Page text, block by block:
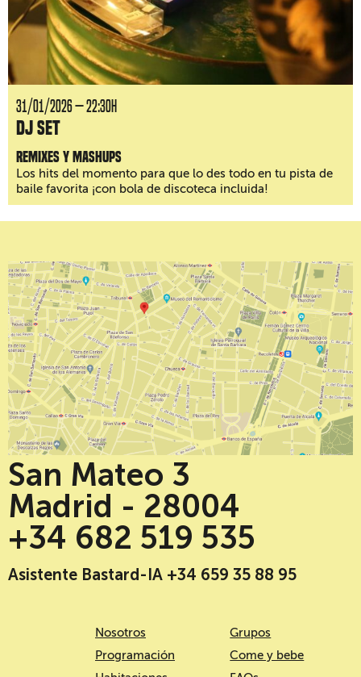
31/01/2026 — 22:30H
DJ Set
Remixes y mashups
Los hits del momento para que lo des todo en tu pista de
baile favorita ¡con bola de discoteca incluida!
San Mateo 3
Madrid - 28004
+34 682 519 535
Asistente Bastard-IA +34 659 35 88 95
Nosotros
Programación
Grupos
Come y bebe